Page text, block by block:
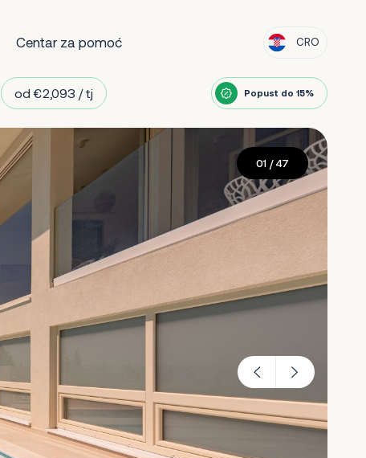
Centar za pomoć CRO
od €2,093 / tj Popust do 15%
01 / 47